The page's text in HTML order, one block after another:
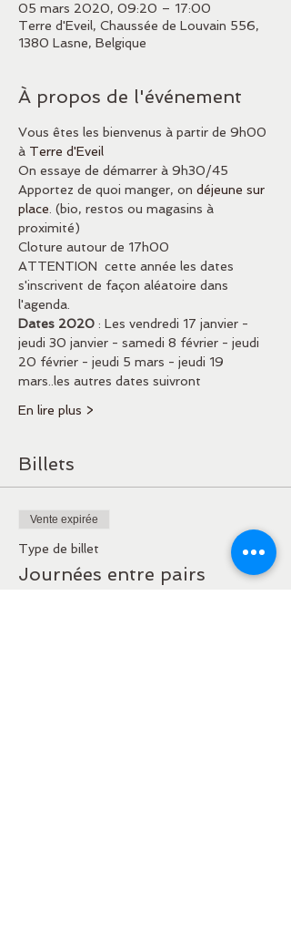
05 mars 2020, 09:20 – 17:00
Terre d'Eveil, Chaussée de Louvain 556,
1380 Lasne, Belgique
À propos de l'événement
Vous êtes les bienvenus à partir de 9h00
à Terre d'Eveil
On essaye de démarrer à 9h30/45
Apportez de quoi manger, on déjeune sur
place . (bio, restos ou magasins à
proximité)
Cloture autour de 17h00
ATTENTION  cette année les dates
s'inscrivent de façon aléatoire dans
l'agenda.
Dates 2020 : Les vendredi 17 janvier -
jeudi 30 janvier - samedi 8 février - jeudi
20 février - jeudi 5 mars - jeudi 19
mars..les autres dates suivront
En lire plus >
Billets
Vente expirée
Type de billet
Journées entre pairs